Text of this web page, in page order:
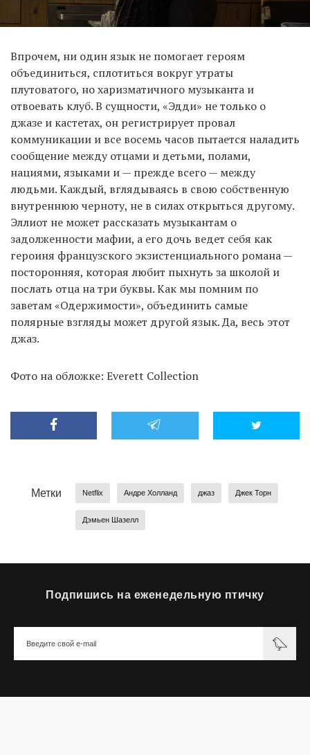
Впрочем, ни один язык не помогает героям
объединиться, сплотиться вокруг утраты
плутоватого, но харизматичного музыканта и
отвоевать клуб. В сущности, «Эдди» не только о
джазе и кастетах, он регистрирует провал
коммуникации и все восемь часов пытается наладить
сообщение между отцами и детьми, полами,
нациями, языками и — прежде всего — между
людьми. Каждый, вглядываясь в свою собственную
внутреннюю черноту, не в силах открыться другому.
Эллиот не может рассказать музыкантам о
задолженности мафии, а его дочь ведет себя как
героиня французского экзистенциального романа —
посторонняя, которая любит пыхнуть за школой и
послать отца на три буквы. Как мы помним по
заветам «Одержимости», объединить самые
полярные взгляды может другой язык. Да, весь этот
джаз.
Фото на обложке: Everett Collection
Метки Netflix Андре Холланд джаз Джек Торн
Дэмьен Шазелл
Подпишись на еженедельную птичку